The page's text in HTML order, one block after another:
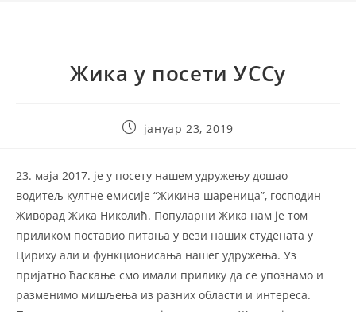
Жика у посети УССу
Postјануар 23, 2019
23. маја 2017. је у посету нашем удружењу дошао
водитељ култне емисије “Жикина шареница”, господин
Живорад Жика Николић. Популарни Жика нам је том
приликом поставио питања у вези наших студената у
Цириху али и функционисања нашег удружења. Уз
пријатно ћаскање смо имали прилику да се упознамо и
разменимо мишљења из разних области и интереса.